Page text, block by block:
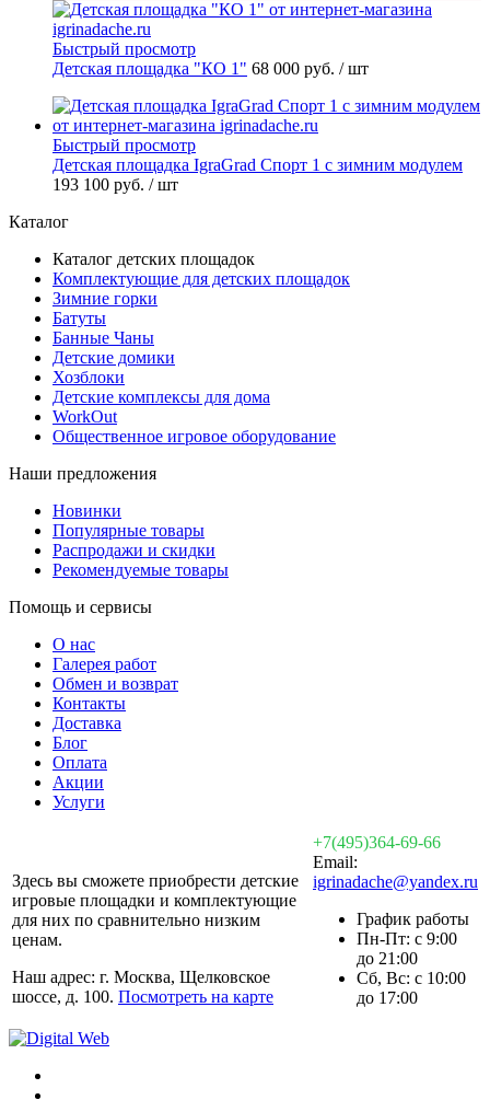
Быстрый просмотр
Детская площадка "КО 1" 68 000 руб. / шт
Быстрый просмотр
Детская площадка IgraGrad Спорт 1 с зимним модулем
193 100 руб. / шт
Каталог
Каталог детских площадок
Комплектующие для детских площадок
Зимние горки
Батуты
Банные Чаны
Детские домики
Хозблоки
Детские комплексы для дома
WorkOut
Общественное игровое оборудование
Наши предложения
Новинки
Популярные товары
Распродажи и скидки
Рекомендуемые товары
Помощь и сервисы
О нас
Галерея работ
Обмен и возврат
Контакты
Доставка
Блог
Оплата
Акции
Услуги
Здесь вы сможете приобрести детские
игровые площадки и комплектующие
для них по сравнительно низким
ценам.
Наш адрес: г. Москва, Щелковское
шоссе, д. 100. Посмотреть на карте
+7(495)364-69-66
Email:
igrinadache@yandex.ru
График работы
Пн-Пт: с 9:00
до 21:00
Сб, Вс: с 10:00
до 17:00